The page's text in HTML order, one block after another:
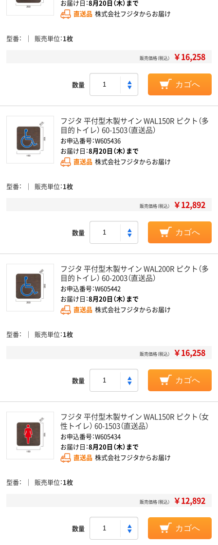
お届け日：8月20日（木）まで
直送品 株式会社フジタからお届け
型番 販売単位 1枚
販売価格（税込） ￥16,258
数量 カゴへ
フジタ 平付型木製サイン WAL150R ピクト（多
目的トイレ） 60-1503（直送品）
お申込番号：W605436
お届け日：8月20日（木）まで
直送品 株式会社フジタからお届け
型番 販売単位 1枚
販売価格（税込） ￥12,892
数量 カゴへ
フジタ 平付型木製サイン WAL200R ピクト（多
目的トイレ） 60-2003（直送品）
お申込番号：W605442
お届け日：8月20日（木）まで
直送品 株式会社フジタからお届け
型番 販売単位 1枚
販売価格（税込） ￥16,258
数量 カゴへ
フジタ 平付型木製サイン WAL150R ピクト（女
性トイレ） 60-1503（直送品）
お申込番号：W605434
お届け日：8月20日（木）まで
直送品 株式会社フジタからお届け
型番 販売単位 1枚
販売価格（税込） ￥12,892
数量 カゴへ